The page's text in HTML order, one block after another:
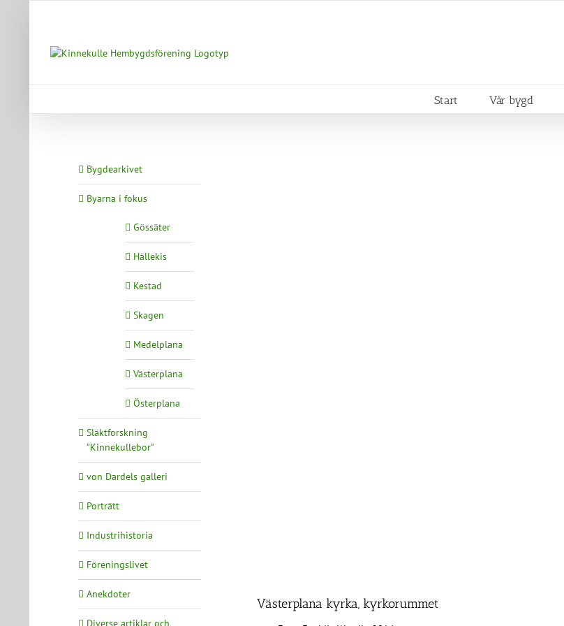
Start Vår bygd
Västerplana kyrka, kyrkorummet
Bygdearkivet
Byarna i fokus
Gössäter
Hällekis
Kestad
Skagen
Medelplana
Västerplana
Österplana
Släktforskning
”Kinnekullebor”
von Dardels galleri
Porträtt
Industrihistoria
Föreningslivet
Anekdoter
Diverse artiklar och